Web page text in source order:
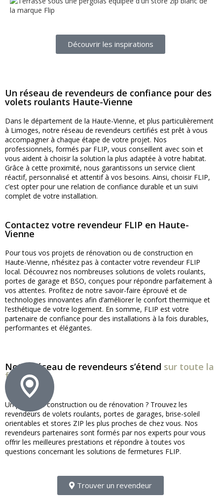
Découvrir les inspirations
Un réseau de revendeurs de confiance pour des
volets roulants Haute-Vienne
Dans le département de la Haute-Vienne, et plus particulièrement
à Limoges, notre réseau de revendeurs certifiés est prêt à vous
accompagner à chaque étape de votre projet. Nos
professionnels, formés par FLIP, vous conseillent avec soin et
vous aident à choisir la solution la plus adaptée à votre habitat.
Grâce à cette proximité, nous garantissons un service client
réactif, personnalisé et attentif à vos besoins. Ainsi, choisir FLIP,
c’est opter pour une relation de confiance durable et un suivi
complet de votre installation.
Contactez votre revendeur FLIP en Haute-
Vienne
Pour tous vos projets de rénovation ou de construction en
Haute-Vienne, n’hésitez pas à contacter votre revendeur FLIP
local. Découvrez nos nombreuses solutions de volets roulants,
portes de garage et BSO, conçues pour répondre parfaitement à
vos attentes. Profitez de notre savoir-faire éprouvé et de
technologies innovantes afin d’améliorer le confort thermique et
l’esthétique de votre logement. En somme, FLIP est votre
partenaire de confiance pour des installations à la fois durables,
performantes et élégantes.
Notre réseau de revendeurs s’étend sur toute la
france !
Un projet de construction ou de rénovation ? Trouvez les
revendeurs de volets roulants, portes de garages, brise-soleil
orientables et stores ZIP les plus proches de chez vous. Nos
revendeurs partenaires sont formés par nos experts pour vous
offrir les meilleures prestations et répondre à toutes vos
questions concernant les solutions de fermetures FLIP.
Trouver un revendeur